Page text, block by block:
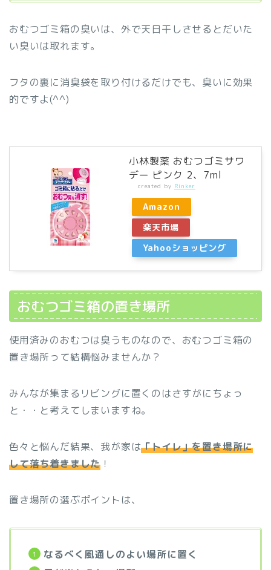
おむつゴミ箱の臭いは、外で天日干しさせるとだいた
い臭いは取れます。
フタの裏に消臭袋を取り付けるだけでも、臭いに効果
的ですよ(^^)
小林製薬 おむつゴミサワ
デー ピンク 2、7ml
created by Rinker
Amazon
楽天市場
Yahooショッピング
おむつゴミ箱の置き場所
使用済みのおむつは臭うものなので、おむつゴミ箱の
置き場所って結構悩みませんか？
みんなが集まるリビングに置くのはさすがにちょっ
と・・と考えてしまいますね。
色々と悩んだ結果、我が家は「トイレ」を置き場所に
して落ち着きました ！
置き場所の選ぶポイントは、
なるべく風通しのよい場所に置く